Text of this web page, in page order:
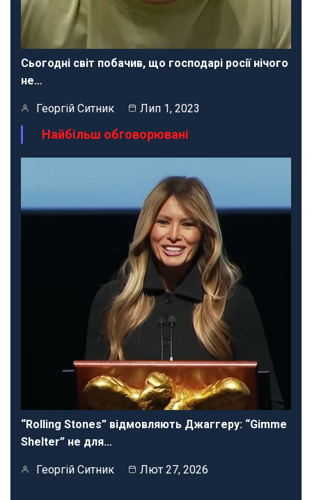
Сьогодні світ побачив, що господарі росії нічого
не…
Георгій Ситник Лип 1, 2023
Найбільш обговорювані
“Rolling Stones” відмовляють Джаггеру: “Gimme
Shelter” не для…
Георгій Ситник Лют 27, 2026